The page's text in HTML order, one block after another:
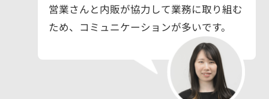
営業さんと内販が協力して業務に取り組む
ため、コミュニケーションが多いです。